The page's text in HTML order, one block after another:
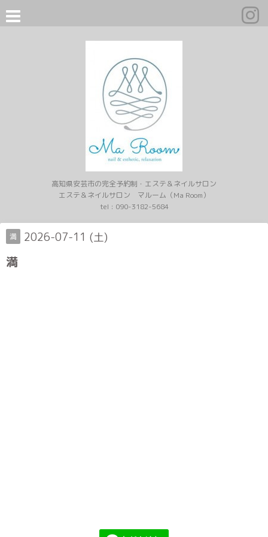
高知県安芸市の完全予約制・エステ＆ネイルサロン
エステ＆ネイルサロン マルーム（Ma Room）
tel : 090-3182-5684
満 2026-07-11 (土)
満